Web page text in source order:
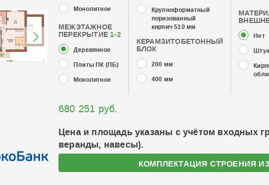
Монолитное
МЕЖЭТАЖНОЕ
ПЕРЕКРЫТИЕ 1-2
Деревянное
Плиты ПК (ПБ)
Монолитное
Крупноформатный
поризованный
кирпич 510 мм
КЕРАМЗИТОБЕТОННЫЙ
БЛОК
200 мм
400 мм
Нет
680 251 руб.
Цена и площадь указаны с учётом входных
веранды, навесы).
КОМПЛЕКТАЦИЯ СТРОЕНИЯ